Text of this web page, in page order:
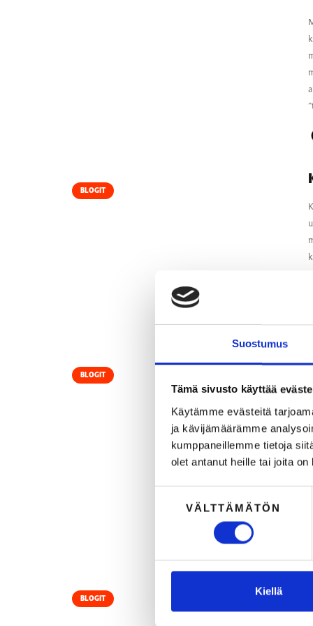
Suostumus
Tämä sivusto käyttää
Käytämme evästeitä
ja kävijämäärämme
kumppaneillemme tietoja
olet antanut heille tai joita
VÄLTTÄMÄTÖN
Kiellä
BLOGIT
BLOGIT
BLOGIT